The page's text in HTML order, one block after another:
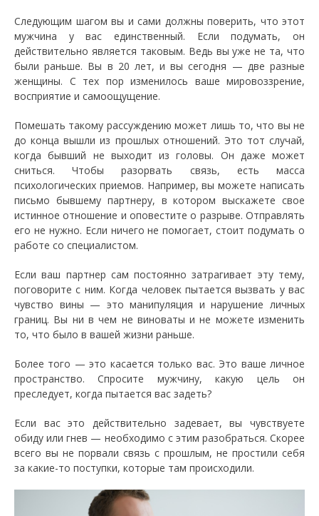
Следующим шагом вы и сами должны поверить, что этот
мужчина у вас единственный. Если подумать, он
действительно является таковым. Ведь вы уже не та, что
были раньше. Вы в 20 лет, и вы сегодня — две разные
женщины. С тех пор изменилось ваше мировоззрение,
восприятие и самоощущение.
Помешать такому рассуждению может лишь то, что вы не
до конца вышли из прошлых отношений. Это тот случай,
когда бывший не выходит из головы. Он даже может
сниться. Чтобы разорвать связь, есть масса
психологических приемов. Например, вы можете написать
письмо бывшему партнеру, в котором выскажете свое
истинное отношение и оповестите о разрыве. Отправлять
его не нужно. Если ничего не помогает, стоит подумать о
работе со специалистом.
Если ваш партнер сам постоянно затрагивает эту тему,
поговорите с ним. Когда человек пытается вызвать у вас
чувство вины — это манипуляция и нарушение личных
границ. Вы ни в чем не виноваты и не можете изменить
то, что было в вашей жизни раньше.
Более того — это касается только вас. Это ваше личное
пространство. Спросите мужчину, какую цель он
преследует, когда пытается вас задеть?
Если вас это действительно задевает, вы чувствуете
обиду или гнев — необходимо с этим разобраться. Скорее
всего вы не порвали связь с прошлым, не простили себя
за какие-то поступки, которые там происходили.